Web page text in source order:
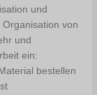
und
von
und
ein:
bestellen